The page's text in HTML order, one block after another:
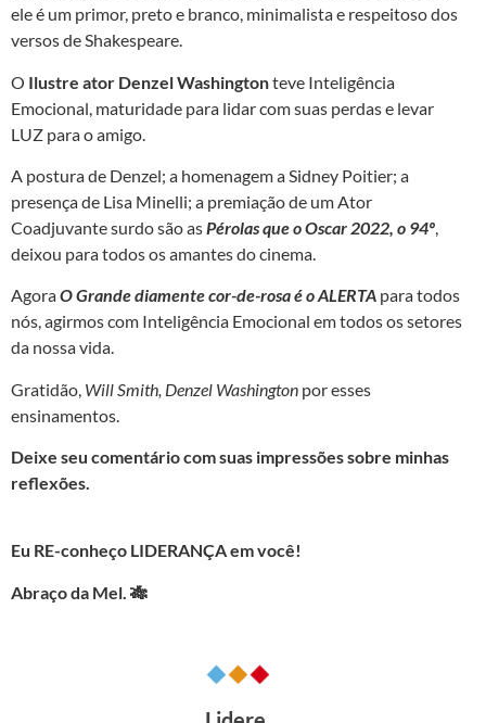
ele é um primor, preto e branco, minimalista e respeitoso dos
versos de Shakespeare.
O Ilustre ator Denzel Washingtonteve Inteligência
Emocional, maturidade para lidar com suas perdas e levar
LUZ para o amigo.
A postura de Denzel; a homenagem a Sidney Poitier; a
presença de Lisa Minelli; a premiação de um Ator
Coadjuvante surdo são asPérolas que o Oscar 2022, o 94º,
deixou para todos os amantes do cinema.
AgoraO Grande diamente cor-de-rosa é o ALERTA para todos
nós, agirmos com Inteligência Emocional em todos os setores
da nossa vida.
Gratidão, Will Smith, Denzel Washington por esses
ensinamentos.
Deixe seu comentário com suas impressões sobre minhas
reflexões.
Eu RE-conheço LIDERANÇA em você!
Abraço da Mel. 🎋